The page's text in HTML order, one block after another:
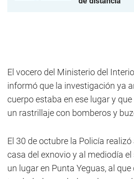
El vocero del Ministerio del
informó que la investigación ya
cuerpo estaba en ese lugar y
un rastrillaje con bomberos y
El 30 de octubre la Policía
casa del exnovio y al mediodía
un lugar en Punta Yeguas, al